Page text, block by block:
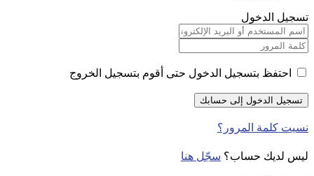
تسجيل الدخول
احتفظ بتسجيل الدخول حتى أقوم بتسجيل الخروج
نسيت كلمة المرور؟
ليس لديك حساب؟ سجّل هنا